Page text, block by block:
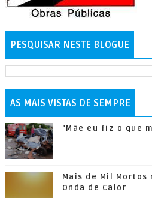
PESQUISAR NESTE BLOGUE
AS MAIS VISTAS DE SEMPRE
"Mãe eu fiz o que
Mais de Mil Mortos
Onda de Calor